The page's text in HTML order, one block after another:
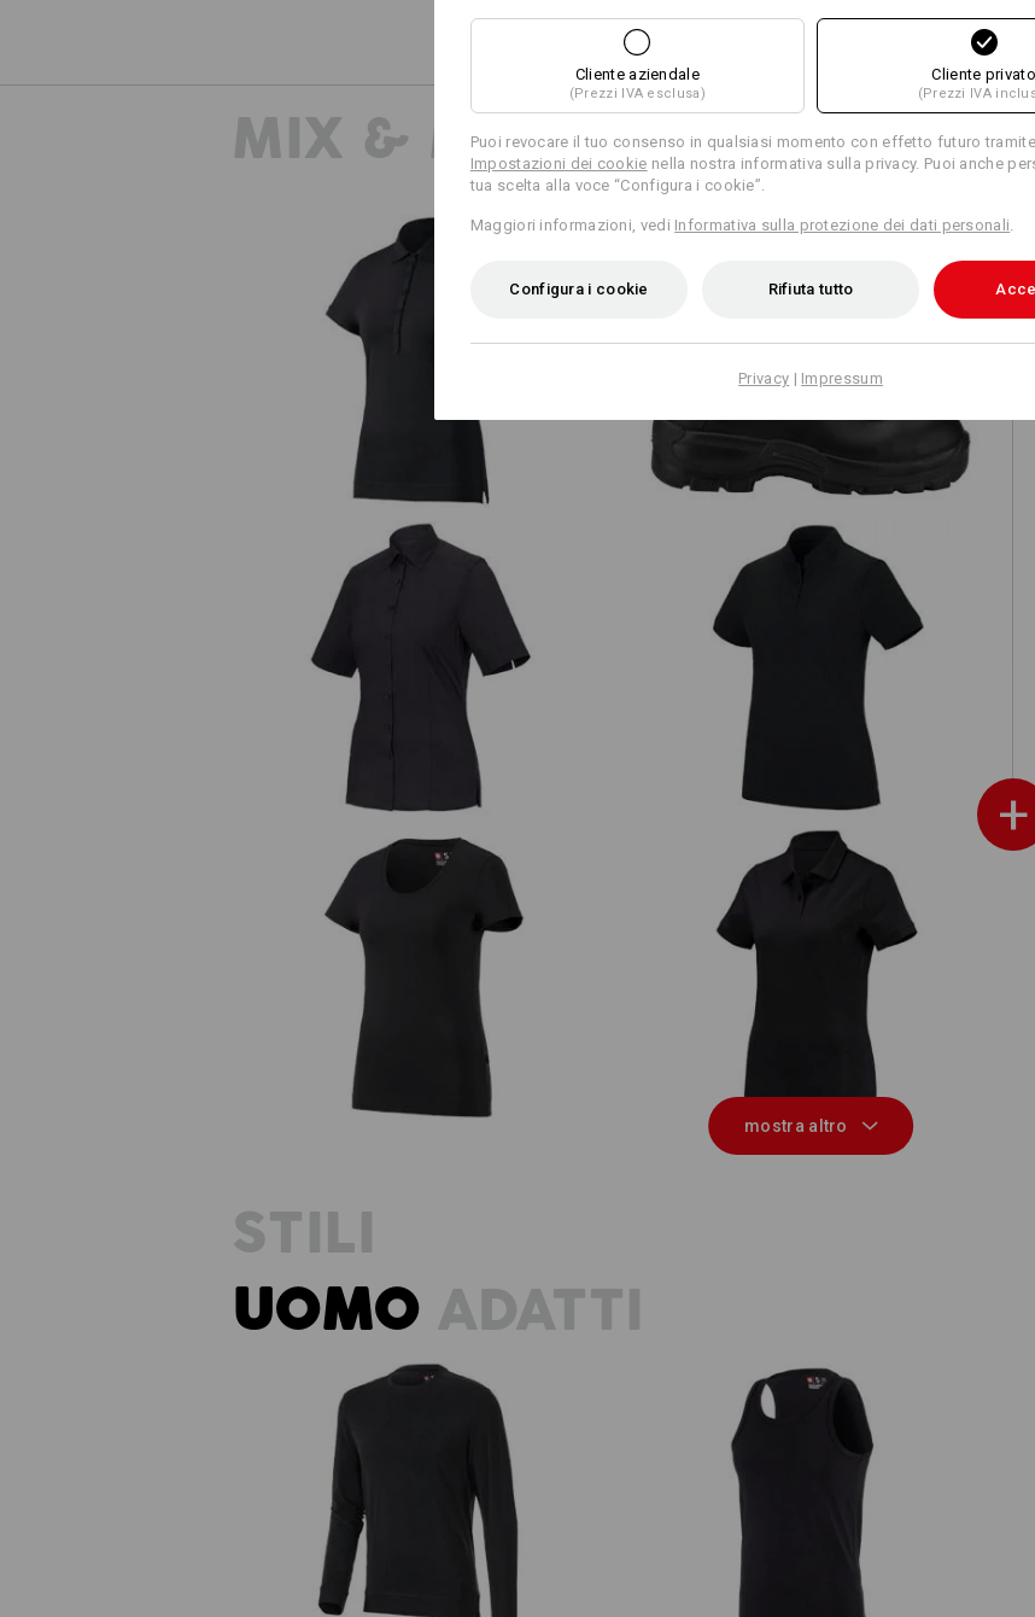
MIX & MATCH
+
e.s. polo cotton stretch, donna
Blusa Business e.s.comfort, a manica
e.s. polo cotton Mandarin, donna
e.s. t-shirt cotton stretch, donna e.s. polo cotton, donna
mostra altro
STILI
UOMOADATTI
e.s. longsleeve cotton stretch e.s. Athletic-Shirt cotton
Cliente aziendale
(Prezzi IVA esclusa)
Cliente privato
(Prezzi IVA
Puoi revocare il tuo consenso in qualsiasi momento con effetto futuro
Impostazioni dei cookie nella nostra informativa sulla privacy. Puoi anche
tua scelta alla voce “Configura i cookie”.
Maggiori informazioni, vedi Informativa sulla protezione dei dati personali
Configura i cookie Rifiuta tutto
Privacy | Impressum